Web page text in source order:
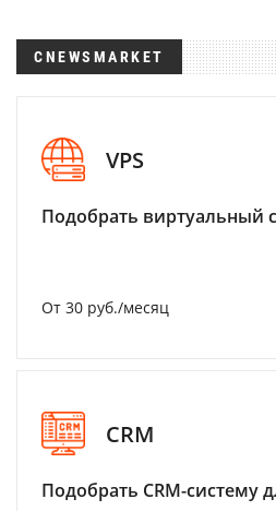
CNEWSMARKET
VPS
Подобрать виртуальный
От 30 руб./месяц
CRM
Подобрать CRM-систему